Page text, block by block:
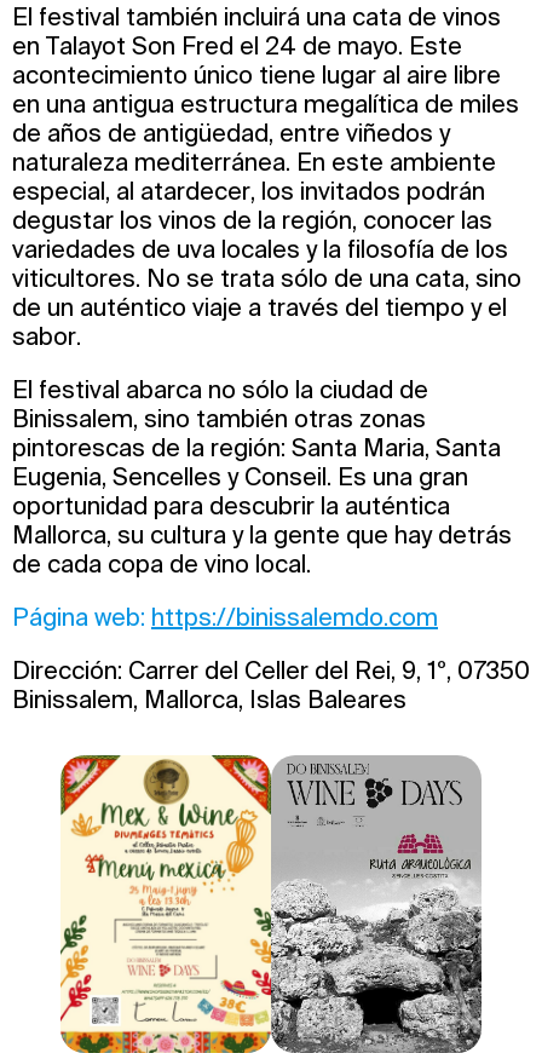
El festival también incluirá una cata de vinos
en Talayot Son Fred el 24 de mayo. Este
acontecimiento único tiene lugar al aire libre
en una antigua estructura megalítica de miles
de años de antigüedad, entre viñedos y
naturaleza mediterránea. En este ambiente
especial, al atardecer, los invitados podrán
degustar los vinos de la región, conocer las
variedades de uva locales y la filosofía de los
viticultores. No se trata sólo de una cata, sino
de un auténtico viaje a través del tiempo y el
sabor.
El festival abarca no sólo la ciudad de
Binissalem, sino también otras zonas
pintorescas de la región: Santa Maria, Santa
Eugenia, Sencelles y Conseil. Es una gran
oportunidad para descubrir la auténtica
Mallorca, su cultura y la gente que hay detrás
de cada copa de vino local.
Página web: https://binissalemdo.com
Dirección: Carrer del Celler del Rei, 9, 1º, 07350
Binissalem, Mallorca, Islas Baleares